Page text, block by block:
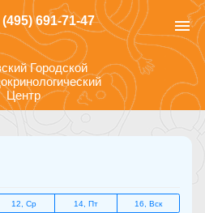
(495) 691-71-47 menu
Городской
Центр
12, Ср 14, Пт 16, Вск